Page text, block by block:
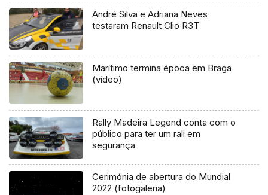
André Silva e Adriana Neves
testaram Renault Clio R3T
Marítimo termina época em Braga
(vídeo)
Rally Madeira Legend conta com o
público para ter um rali em
segurança
Cerimónia de abertura do Mundial
2022 (fotogaleria)